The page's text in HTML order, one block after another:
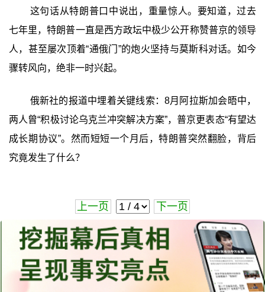
这句话从特朗普口中说出，重量惊人。要知道，过去
七年里，特朗普一直是西方政坛中极少公开称赞普京的领导
人，甚至屡次顶着“通俄门”的炮火坚持与莫斯科对话。如今
骤转风向，绝非一时兴起。
俄新社的报道中埋着关键线索：8月阿拉斯加会晤中，
两人曾“积极讨论乌克兰冲突解决方案”，普京更表态“有望达
成长期协议”。然而短短一个月后，特朗普突然翻脸，背后
究竟发生了什么？
上一页 下一页